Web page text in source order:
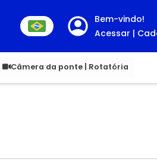
Bem-vindo!
Acessar |
Câmera da ponte | Rotatória
1.00